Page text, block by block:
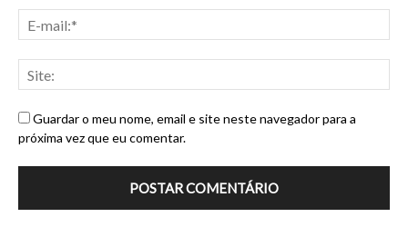
Guardar o meu nome, email e site neste navegador para a
próxima vez que eu comentar.